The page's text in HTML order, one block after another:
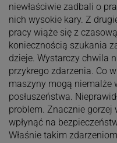
niewłaściwie zadbali o
nich wysokie kary. Z
pracy wiąże się z
koniecznością szukania
dzieje. Wystarczy chwila
przykrego zdarzenia. Co
maszyny mogą niemalże
posłuszeństwa.
problem. Znacznie gorzej
wpłynąć na
Właśnie takim